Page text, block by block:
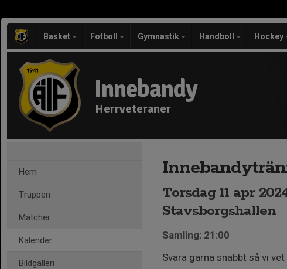
Basket Fotboll Gymnastik Handboll Hockey
Innebandy
Herrveteraner
Hem
Truppen
Matcher
Kalender
Bildgalleri
Torsdag 11 apr
Stavsborgshallen
Samling: 21:00
Svara gärna snabbt så vi